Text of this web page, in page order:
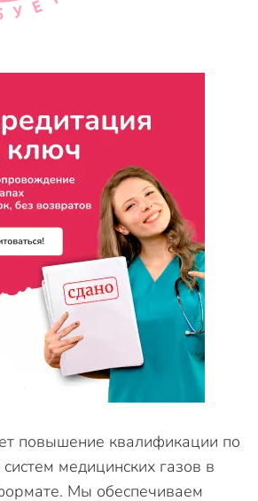
повышение квалификации по
медицинских газов в
Мы обеспечиваем